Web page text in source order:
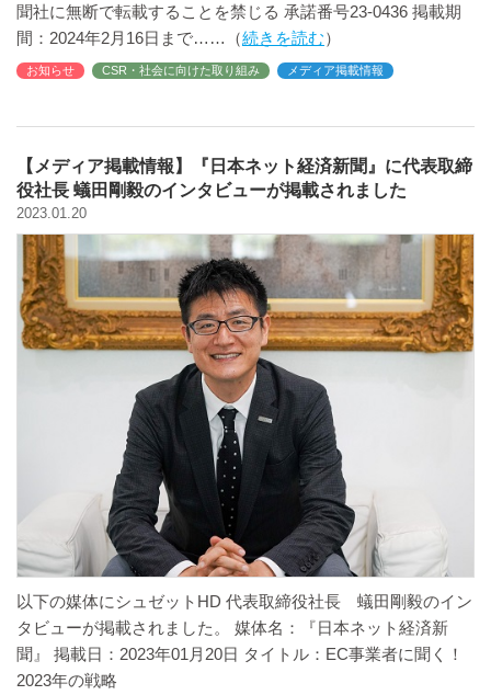
聞社に無断で転載することを禁じる 承諾番号23-0436 掲載期
間：2024年2月16日まで
続きを読む
お知らせ CSR・社会に向けた取り組み メディア掲載情報
【メディア掲載情報】『日本ネット経済新聞』に代表取締
役社長 蟻田剛毅のインタビューが掲載されました
2023.01.20
以下の媒体にシュゼットHD 代表取締役社長 蟻田剛毅のイン
タビューが掲載されました。 媒体名：『日本ネット経済新
聞』 掲載日：2023年01月20日 タイトル：EC事業者に聞く！
2023年の戦略